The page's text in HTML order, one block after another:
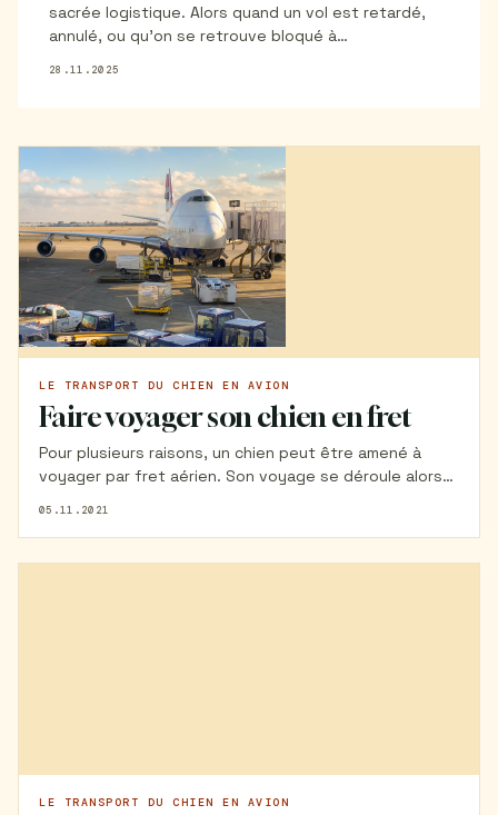
sacrée logistique. Alors quand un vol est retardé,
annulé, ou qu’on se retrouve bloqué à
article pour gérer au mieux les possibles galères
aériennes avec votre chien.
28.11.2025
LE TRANSPORT DU CHIEN EN AVION
Faire voyager son chien en fret
Pour plusieurs raisons, un chien peut être amené à
voyager par fret aérien. Son voyage se déroule alors
cet article Sophie témoigne de son expérience lors de
05.11.2021
LE TRANSPORT DU CHIEN EN AVION